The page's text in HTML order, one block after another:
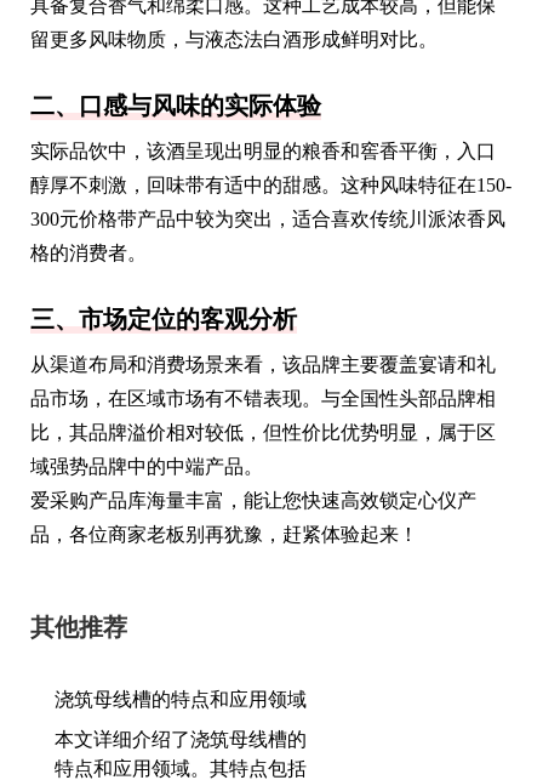
具备复合香气和绵柔口感。这种工艺成本较高，但能保
留更多风味物质，与液态法白酒形成鲜明对比。
二、口感与风味的实际体验
实际品饮中，该酒呈现出明显的粮香和窖香平衡，入口
醇厚不刺激，回味带有适中的甜感。这种风味特征在150-
300元价格带产品中较为突出，适合喜欢传统川派浓香风
格的消费者。
三、市场定位的客观分析
从渠道布局和消费场景来看，该品牌主要覆盖宴请和礼
品市场，在区域市场有不错表现。与全国性头部品牌相
比，其品牌溢价相对较低，但性价比优势明显，属于区
域强势品牌中的中端产品。
爱采购产品库海量丰富，能让您快速高效锁定心仪产
品，各位商家老板别再犹豫，赶紧体验起来！
其他推荐
浇筑母线槽的特点和应用领域
本文详细介绍了浇筑母线槽的
特点和应用领域。其特点包括